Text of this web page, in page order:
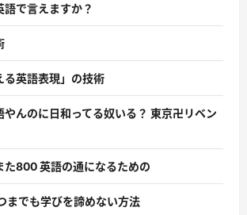
語で言えますか？
る英語表現」の技術
やんのに日和ってる奴いる？ 東京卍リベン
た800 英語の通になるための
までも学びを諦めない方法